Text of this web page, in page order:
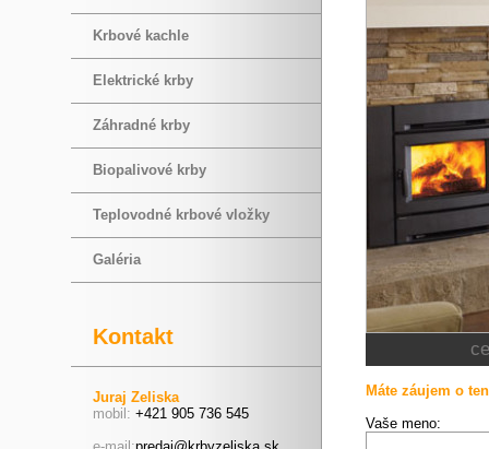
Krbové kachle
Elektrické krby
Záhradné krby
Biopalivové krby
Teplovodné krbové vložky
Galéria
Kontakt
Juraj Zeliska
mobil: +421 905 736 545
Máte záujem o
Vaše meno: